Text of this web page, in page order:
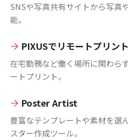
SNSや写真共有サイトから写真
能。
PIXUSでリモートプリント
在宅勤務など働く場所に関わら
ートプリント。
Poster Artist
豊富なテンプレートや素材を選
スター作成ツール。